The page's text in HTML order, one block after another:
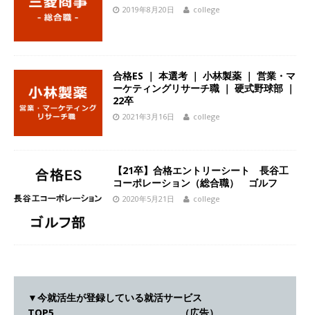
[ 2026年5月14日 ]
【 28卒 ｜ 不動産・営業を知
戸数近畿圏第3位 ｜ 初任給30万+手当、1年目で
年収1,000万も目指せる ｜ 年間休日120～125日
業界研究・企業説明会 】 世界最大級の金融サー
ビス機関 ｜ BtoBtoCの代理店営業 ｜ 20代で年
[ 2026年5月14日 ]
【 28卒｜営業職向けオープ
2019年8月20日 college
合格ES ｜ 本選考 ｜ 小林製薬 ｜ 営業・マ
ーケティングリサーチ職 ｜ 硬式野球部 ｜
22卒
2021年3月16日 college
【21卒】合格エントリーシート 長谷工
コーポレーション（総合職） ゴルフ
2020年5月21日 college
▼今就活生が登録している就活サービス